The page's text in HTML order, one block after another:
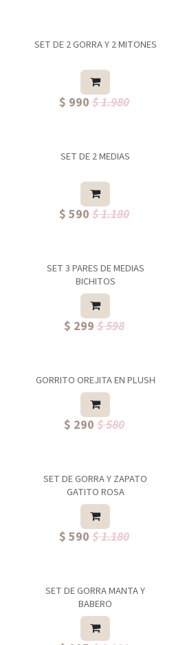
SET DE 2 GORRA Y 2 MITONES
$ 990$ 1.980
SET DE 2 MEDIAS
$ 590$ 1.180
SET 3 PARES DE MEDIAS
BICHITOS
$ 299$ 598
GORRITO OREJITA EN PLUSH
$ 290$ 580
SET DE GORRA Y ZAPATO
GATITO ROSA
$ 590$ 1.180
SET DE GORRA MANTA Y
BABERO